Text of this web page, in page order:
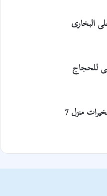
البخاری
للحجاج
منزل 7